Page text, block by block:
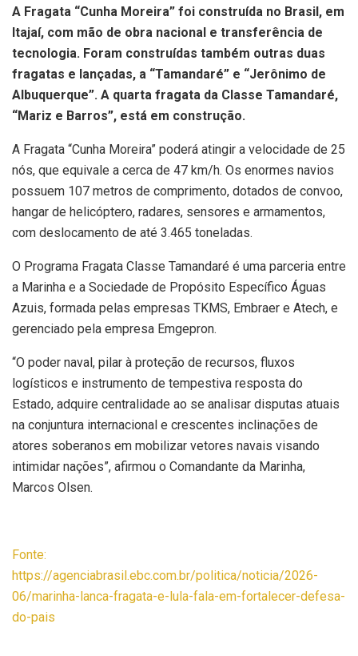
A Fragata “Cunha Moreira” foi construída no Brasil, em
Itajaí, com mão de obra nacional e transferência de
tecnologia. Foram construídas também outras duas
fragatas e lançadas, a “Tamandaré” e “Jerônimo de
Albuquerque”. A quarta fragata da Classe Tamandaré,
“Mariz e Barros”, está em construção.
A Fragata “Cunha Moreira” poderá atingir a velocidade de 25
nós, que equivale a cerca de 47 km/h. Os enormes navios
possuem 107 metros de comprimento, dotados de convoo,
hangar de helicóptero, radares, sensores e armamentos,
com deslocamento de até 3.465 toneladas.
O Programa Fragata Classe Tamandaré é uma parceria entre
a Marinha e a Sociedade de Propósito Específico Águas
Azuis, formada pelas empresas TKMS, Embraer e Atech, e
gerenciado pela empresa Emgepron.
“O poder naval, pilar à proteção de recursos, fluxos
logísticos e instrumento de tempestiva resposta do
Estado, adquire centralidade ao se analisar disputas atuais
na conjuntura internacional e crescentes inclinações de
atores soberanos em mobilizar vetores navais visando
intimidar nações”, afirmou o Comandante da Marinha,
Marcos Olsen.
Fonte:
https://agenciabrasil.ebc.com.br/politica/noticia/2026-
06/marinha-lanca-fragata-e-lula-fala-em-fortalecer-defesa-
do-pais